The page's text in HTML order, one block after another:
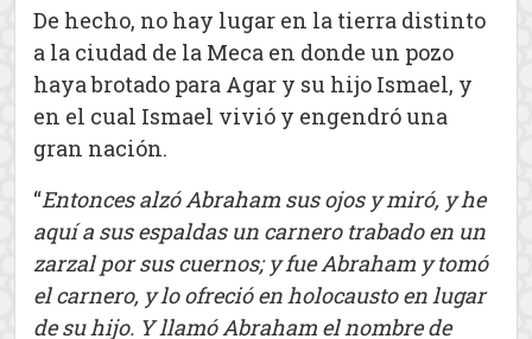
De hecho, no hay lugar en la tierra distinto
a la ciudad de la Meca en donde un pozo
haya brotado para Agar y su hijo Ismael, y
en el cual Ismael vivió y engendró una
gran nación.
“Entonces alzó Abraham sus ojos y miró, y he
aquí a sus espaldas un carnero trabado en un
zarzal por sus cuernos; y fue Abraham y tomó
el carnero, y lo ofreció en holocausto en lugar
de su hijo. Y llamó Abraham el nombre de